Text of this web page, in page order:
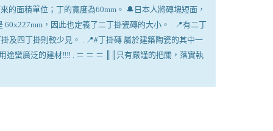
面積單位；丁的寬度為60mm。 🔔日本人將磚塊短面，
，因此也定義了二丁掛瓷磚的大小。 . 📍有二丁
及四丁掛則較少見。 . 📍#丁掛磚 屬於建築陶瓷的其中一
途蠻廣泛的建材‼️‼️ . ＝ ＝ ＝ ║║只有嚴謹的把關，落實執